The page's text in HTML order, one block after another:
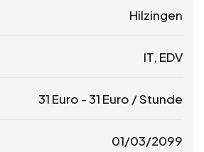
Hilzingen
IT, EDV
31 Euro -31 Euro / Stunde
01/03/2099